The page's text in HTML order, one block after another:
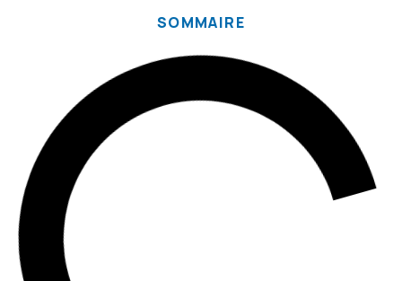
SOMMAIRE